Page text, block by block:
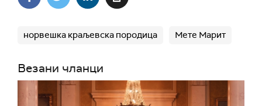
норвешка краљевска породица Мете Марит
Везани чланци